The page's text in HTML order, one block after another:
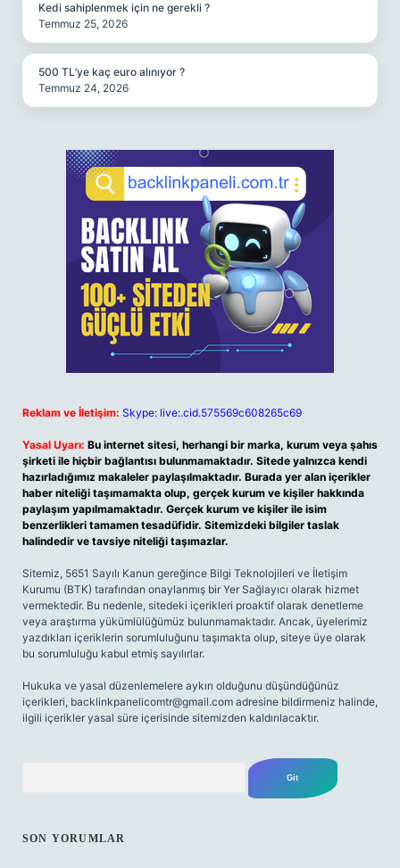
Kedi sahiplenmek için ne gerekli ?
Temmuz 25, 2026
500 TL’ye kaç euro alınıyor ?
Temmuz 24, 2026
Reklam ve İletişim: Skype: live:.cid.575569c608265c69
Yasal Uyarı: Bu internet sitesi, herhangi bir marka, kurum veya şahıs
şirketi ile hiçbir bağlantısı bulunmamaktadır. Sitede yalnızca kendi
hazırladığımız makaleler paylaşılmaktadır. Burada yer alan içerikler
haber niteliği taşımamakta olup, gerçek kurum ve kişiler hakkında
paylaşım yapılmamaktadır. Gerçek kurum ve kişiler ile isim
benzerlikleri tamamen tesadüfidir. Sitemizdeki bilgiler taslak
halindedir ve tavsiye niteliği taşımazlar.
Sitemiz, 5651 Sayılı Kanun gereğince Bilgi Teknolojileri ve İletişim
Kurumu (BTK) tarafından onaylanmış bir Yer Sağlayıcı olarak hizmet
vermektedir. Bu nedenle, sitedeki içerikleri proaktif olarak denetleme
veya araştırma yükümlülüğümüz bulunmamaktadır. Ancak, üyelerimiz
yazdıkları içeriklerin sorumluluğunu taşımakta olup, siteye üye olarak
bu sorumluluğu kabul etmiş sayılırlar.
Hukuka ve yasal düzenlemelere aykırı olduğunu düşündüğünüz
içerikleri, backlinkpanelicomtr@gmail.com adresine bildirmeniz halinde,
ilgili içerikler yasal süre içerisinde sitemizden kaldırılacaktır.
SON YORUMLAR